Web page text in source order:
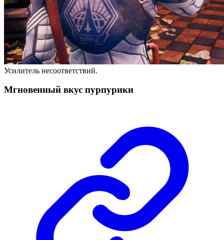
Усилитель несоответствий.
Мгновенный вкус пурпурики